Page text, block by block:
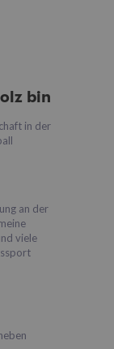
bin
in der
an der
viele